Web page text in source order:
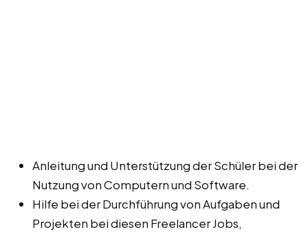
Anleitung und Unterstützung der Schüler bei der
Nutzung von Computern und Software.
Hilfe bei der Durchführung von Aufgaben und
Projekten bei diesen Freelancer Jobs,